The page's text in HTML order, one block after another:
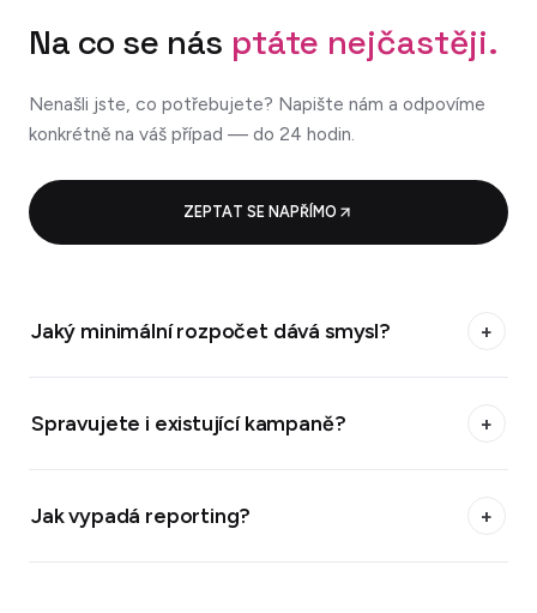
Na co se nás ptáte nejčastěji.
Nenašli jste, co potřebujete? Napište nám a odpovíme
konkrétně na váš případ — do 24 hodin.
ZEPTAT SE NAPŘÍMO
Jaký minimální rozpočet dává smysl? +
Spravujete i existující kampaně? +
Jak vypadá reporting? +